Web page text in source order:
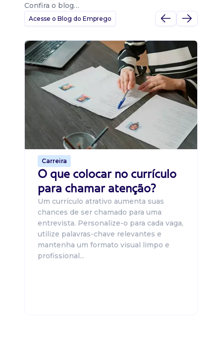
Confira o blog…
Acesse o Blog do Emprego
Carreira
O que colocar no currículo
para chamar atenção?
Um currículo atrativo aumenta suas
chances de ser chamado para uma
entrevista. Personalize-o para cada vaga,
utilize palavras-chave relevantes e
mantenha um formato visual limpo e
profissional...